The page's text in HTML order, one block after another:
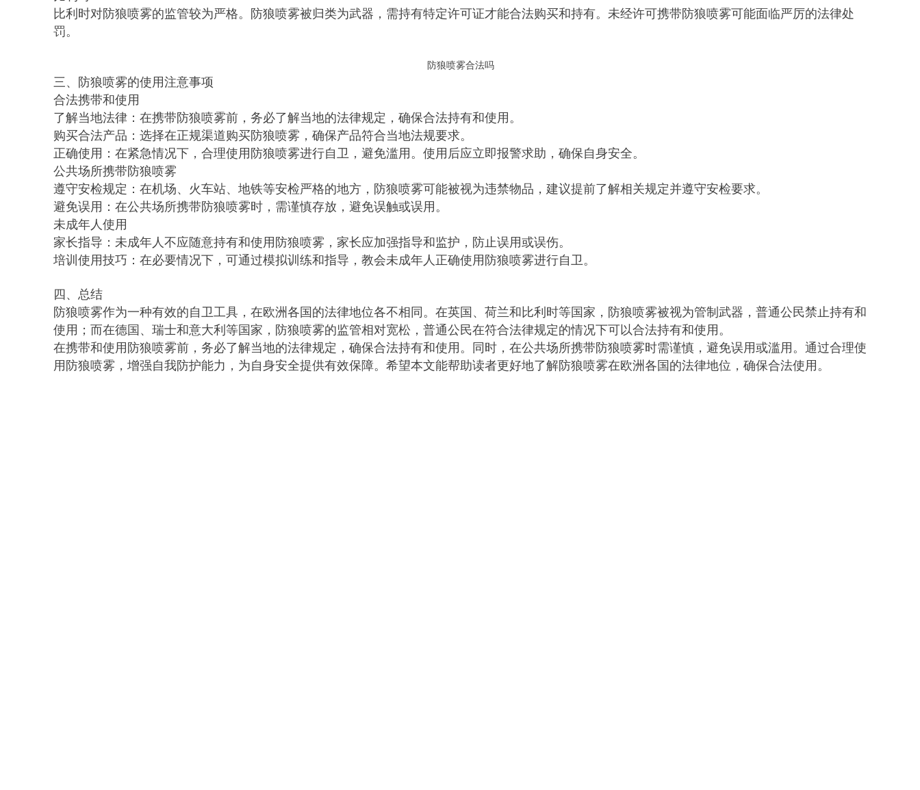
比利时对防狼喷雾的监管较为严格。防狼喷雾被归类为武器，需持有特定许可证才能合法购买和持有。未经许可携带防狼喷雾可能面临严厉的法律处
罚。
防狼喷雾合法吗
三、防狼喷雾的使用注意事项
合法携带和使用
了解当地法律：在携带防狼喷雾前，务必了解当地的法律规定，确保合法持有和使用。
购买合法产品：选择在正规渠道购买防狼喷雾，确保产品符合当地法规要求。
正确使用：在紧急情况下，合理使用防狼喷雾进行自卫，避免滥用。使用后应立即报警求助，确保自身安全。
公共场所携带防狼喷雾
遵守安检规定：在机场、火车站、地铁等安检严格的地方，防狼喷雾可能被视为违禁物品，建议提前了解相关规定并遵守安检要求。
避免误用：在公共场所携带防狼喷雾时，需谨慎存放，避免误触或误用。
未成年人使用
家长指导：未成年人不应随意持有和使用防狼喷雾，家长应加强指导和监护，防止误用或误伤。
培训使用技巧：在必要情况下，可通过模拟训练和指导，教会未成年人正确使用防狼喷雾进行自卫。
四、总结
防狼喷雾作为一种有效的自卫工具，在欧洲各国的法律地位各不相同。在英国、荷兰和比利时等国家，防狼喷雾被视为管制武器，普通公民禁止持有和
使用；而在德国、瑞士和意大利等国家，防狼喷雾的监管相对宽松，普通公民在符合法律规定的情况下可以合法持有和使用。
在携带和使用防狼喷雾前，务必了解当地的法律规定，确保合法持有和使用。同时，在公共场所携带防狼喷雾时需谨慎，避免误用或滥用。通过合理使
用防狼喷雾，增强自我防护能力，为自身安全提供有效保障。希望本文能帮助读者更好地了解防狼喷雾在欧洲各国的法律地位，确保合法使用。